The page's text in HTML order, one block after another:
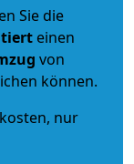
Sie die
einen
von
können.
nur